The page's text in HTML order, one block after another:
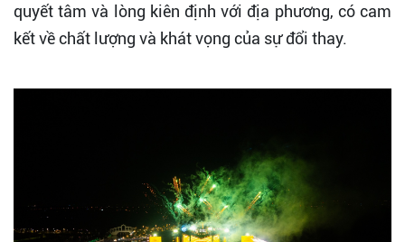
quyết tâm và lòng kiên định với địa phương, có cam
kết về chất lượng và khát vọng của sự đổi thay.